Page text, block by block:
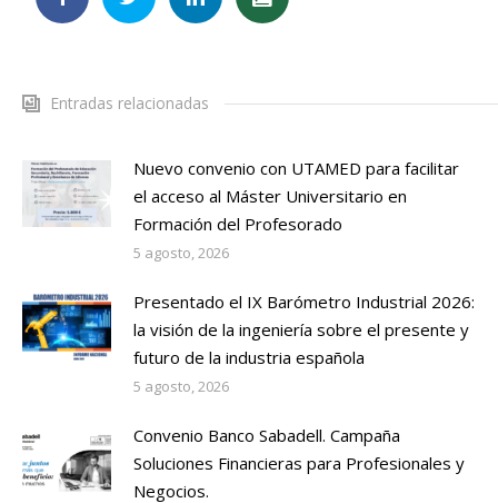
Entradas relacionadas
Nuevo convenio con UTAMED para facilitar
el acceso al Máster Universitario en
Formación del Profesorado
5 agosto, 2026
Presentado el IX Barómetro Industrial 2026:
la visión de la ingeniería sobre el presente y
futuro de la industria española
5 agosto, 2026
Convenio Banco Sabadell. Campaña
Soluciones Financieras para Profesionales y
Negocios.